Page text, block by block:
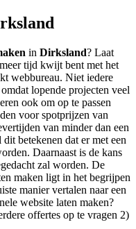
in Dirksland? Laat
tijd kwijt bent met het
webbureau. Niet iedere
lopende projecten veel
ook om op te passen
voor spotprijzen van
van minder dan een
betekenen dat er met een
Daarnaast is de kans
zal worden. De
maken ligt in het begrijpen
manier vertalen naar een
website laten maken?
offertes op te vragen 2)